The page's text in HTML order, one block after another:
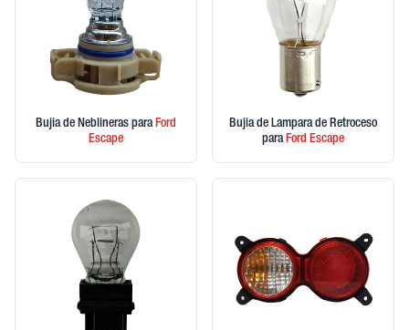
Bujia de Neblineras paraFord
Escape
Bujia de Lampara de Retroceso
paraFord Escape